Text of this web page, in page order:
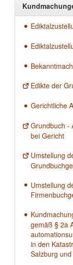
Edikte der
Gerichtliche
Grundbuch -
bei Gericht
Umstellung
Umstellung
gemäß § 2a
in den
Salzburg